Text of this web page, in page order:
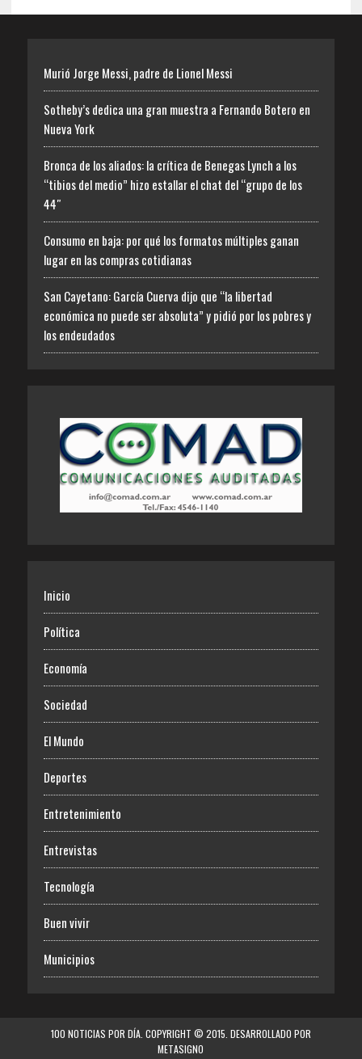
Murió Jorge Messi, padre de Lionel Messi
Sotheby’s dedica una gran muestra a Fernando Botero en
Nueva York
Bronca de los aliados: la crítica de Benegas Lynch a los
“tibios del medio” hizo estallar el chat del “grupo de los
44″
Consumo en baja: por qué los formatos múltiples ganan
lugar en las compras cotidianas
San Cayetano: García Cuerva dijo que “la libertad
económica no puede ser absoluta” y pidió por los pobres y
los endeudados
Inicio
Política
Economía
Sociedad
El Mundo
Deportes
Entretenimiento
Entrevistas
Tecnología
Buen vivir
Municipios
100 NOTICIAS POR DÍA. COPYRIGHT © 2015. DESARROLLADO POR
METASIGNO